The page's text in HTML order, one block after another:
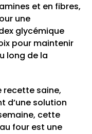
et en fibres,
une
glycémique
pour maintenir
long de la
recette saine,
d’une solution
cette
four est une